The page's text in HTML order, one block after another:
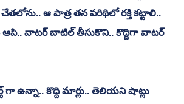
ఆ పాత్ర తన పరిథిలో రక్తి కట్టాలి..
ఆపి.. వాటర్ బాటిల్ తీసుకొని.. కొద్దిగా వాటర్
గా ఉన్నా.. కొద్ది మార్లు.. తెలియని షాట్లు